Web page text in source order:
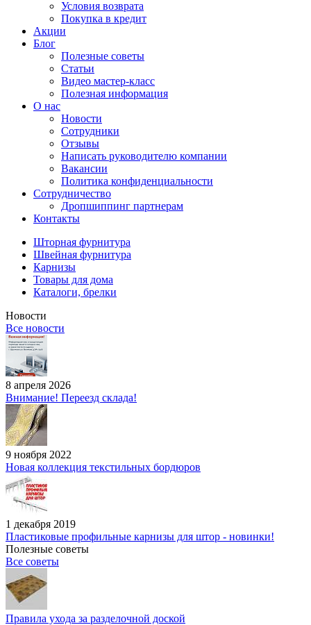
Условия возврата
Покупка в кредит
Акции
Блог
Полезные советы
Статьи
Видео мастер-класс
Полезная информация
О нас
Новости
Сотрудники
Отзывы
Написать руководителю компании
Вакансии
Политика конфиденциальности
Сотрудничество
Дропшиппинг партнерам
Контакты
Шторная фурнитура
Швейная фурнитура
Карнизы
Товары для дома
Каталоги, брелки
Новости
Все новости
8 апреля 2026
Внимание! Переезд склада!
9 ноября 2022
Новая коллекция текстильных бордюров
1 декабря 2019
Пластиковые профильные карнизы для штор - новинки!
Полезные советы
Все советы
Правила ухода за разделочной доской